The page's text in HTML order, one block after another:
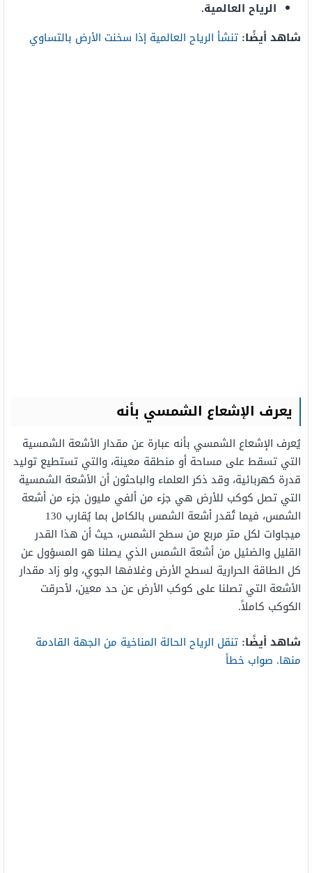
الرياح العالمية.
شاهد أيضًا: تنشأ الرياح العالمية إذا سخنت الأرض بالتساوي
يعرف الإشعاع الشمسي بأنه
يُعرف الإشعاع الشمسي بأنه عبارة عن مقدار الأشعة الشمسية
التي تسقط على مساحة أو منطقة معينة، والتي تستطيع توليد
قدرة كهربائية، وقد ذكر العلماء والباحثون أن الأشعة الشمسية
التي تصل كوكب للأرض هي جزء من ألفي مليون جزء من أشعة
الشمس، فيما تُقدر أشعة الشمس بالكامل بما يُقارب 130
ميجاوات لكل متر مربع من سطح الشمس، حيث أن هذا القدر
القليل والضئيل من أشعة الشمس الذي يصلنا هو المسؤول عن
كل الطاقة الحرارية لسطح الأرض وغلافها الجوي، ولو زاد مقدار
الأشعة التي تصلنا على كوكب الأرض عن حد معين، لأحرقت
الكوكب كاملاً.
شاهد أيضًا: تنقل الرياح الحالة المناخية من الجهة القادمة
منها. صواب خطأ